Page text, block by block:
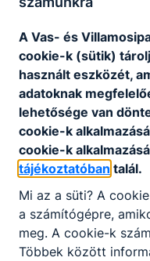
szoftverek világa
fejlesztése,
Informatikai
problémamegoldó
hozzáállás,
együttműködési
A
A Vas- és
cookie-k (sütik)
használt eszközét,
adatoknak
lehetősége van
cookie-k
cookie-k
tájékoztatóban talál.
Mi az a süti? A
a számítógépre,
meg. A cookie-k
Többek között